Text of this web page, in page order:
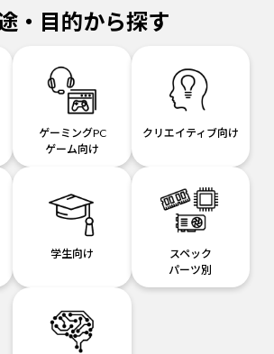
・目的から探す
ゲーミングPC
ゲーム向け
クリエイティブ向け
学生向け
スペック
パーツ別